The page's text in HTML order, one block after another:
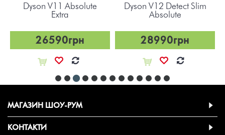
Dyson V11 Absolute
Extra
26590грн
Dyson V12 Detect Slim
Absolute
28990грн
МАГАЗИН ШОУ-РУМ
КОНТАКТИ